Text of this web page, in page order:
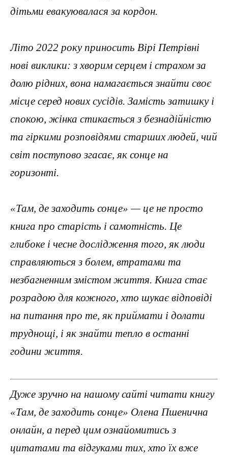
дітьми евакуювалася за кордон.
Літо 2022 року приносить Вірі Петрівні
нові виклики: з хворим серцем і страхом за
долю рідних, вона намагається знайти своє
місце серед нових сусідів. Замість затишку і
спокою, жінка стикається з безнадійністю
та гіркими розповідями старших людей, чий
світ поступово згасає, як сонце на
горизонті.
«Там, де заходить сонце» — це не просто
книга про старість і самотність. Це
глибоке і чесне дослідження того, як люди
справляються з болем, втратами та
незбагненним змістом життя. Книга стає
розрадою для кожного, хто шукає відповіді
на питання про те, як приймати і долати
труднощі, і як знайти тепло в останні
години життя.
Дуже зручно на нашому сайті читати книгу
«Там, де заходить сонце» Олена Пшенична
онлайн, а перед цим ознайомитись з
цитатами та відгуками тих, хто їх вже